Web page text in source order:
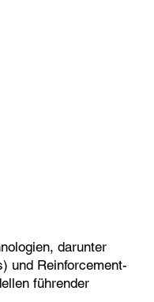
darunter
und Reinforcement-
führender